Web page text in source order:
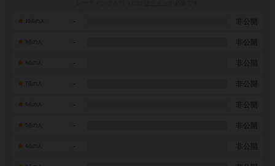
- 非公開
- 非公開
- 非公開
7点の人 - 非公開
- 非公開
- 非公開
- 非公開